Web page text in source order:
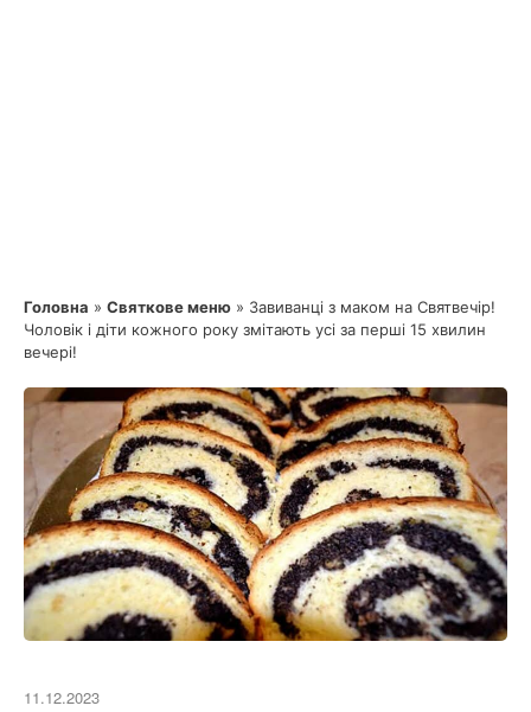
Головна » Святкове меню » Завиванці з маком на Святвечір!
Чоловік і діти кожного року змітають усі за перші 15 хвилин
вечері!
11.12.2023